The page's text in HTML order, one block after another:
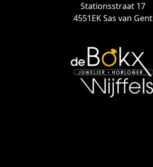
Stationsstraat 17
4551EK Sas van Gent